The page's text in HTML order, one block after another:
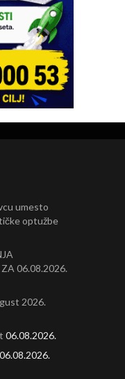
umesto
optužbe
06.08.2026.
2026.
06.08.2026.
06.08.2026.